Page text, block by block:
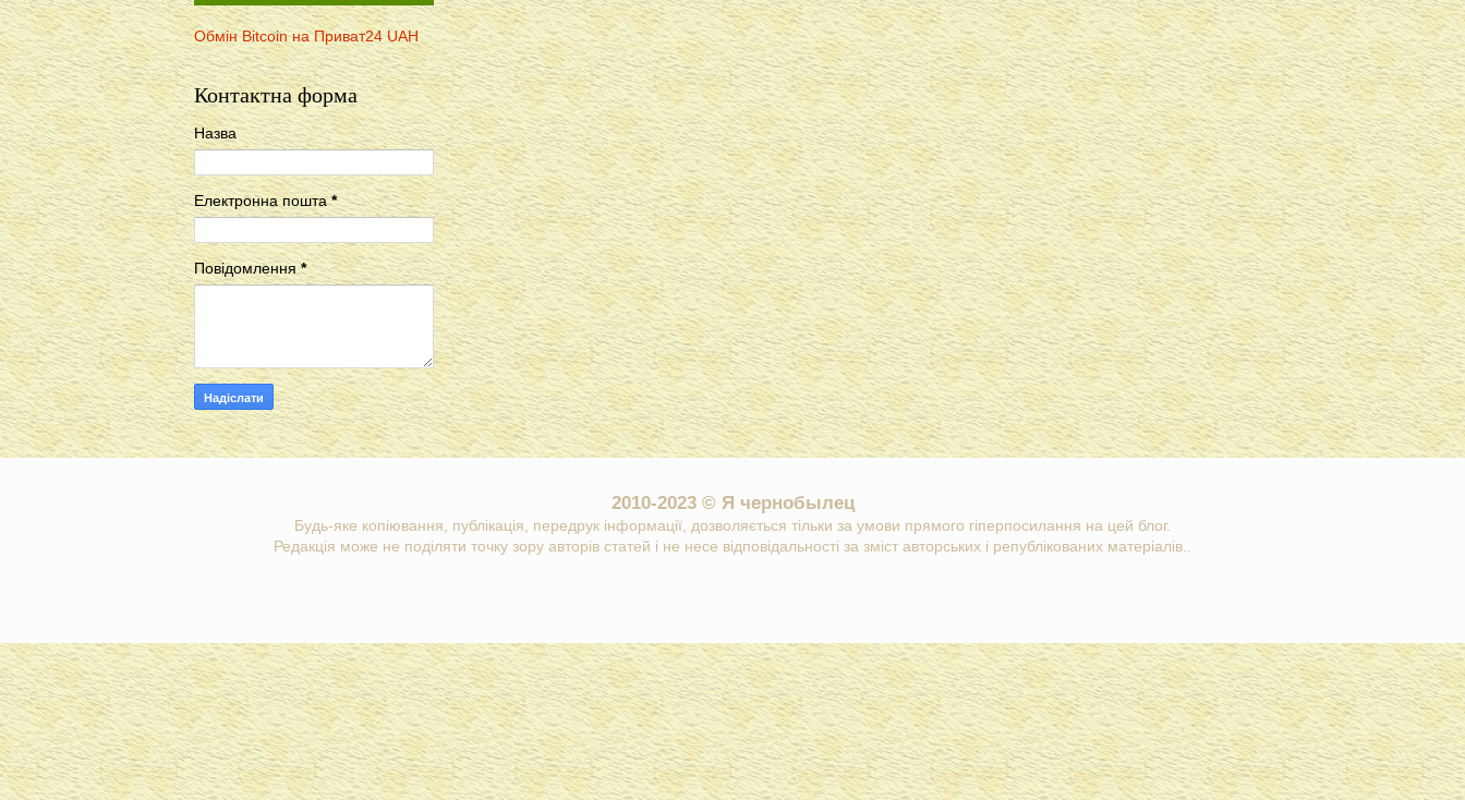
Обмін Bitcoin на Приват24 UAH
Контактна форма
Назва
Електронна пошта*
Повідомлення*
2010-2023 © Я чернобылец
Будь-яке копіювання, публікація, передрук інформації, дозволяється тільки за умови прямого гіперпосилання на цей блог.
Редакція може не поділяти точку зору авторів статей і не несе відповідальності за зміст авторських і републікованих матеріалів..